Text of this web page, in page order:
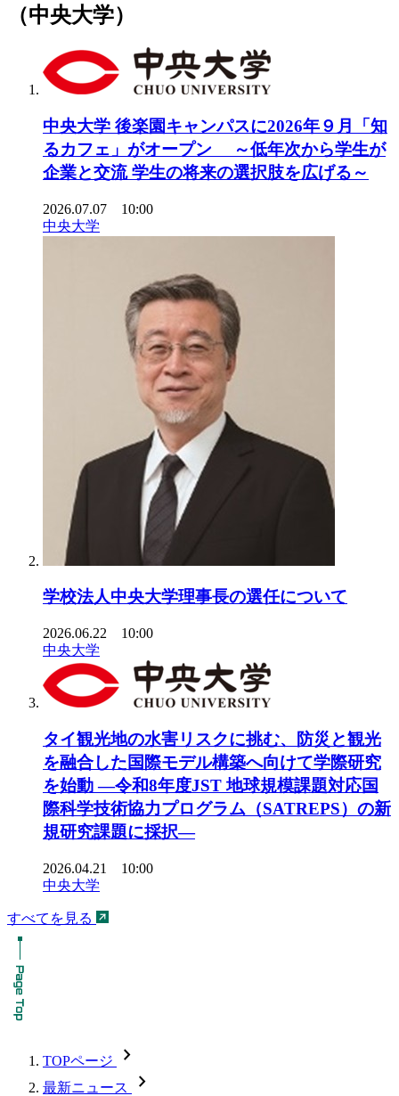
（中央大学）
中央大学 後楽園キャンパスに2026年９月「知
るカフェ」がオープン ～低年次から学生が
企業と交流 学生の将来の選択肢を広げる～
2026.07.07 10:00
中央大学
学校法人中央大学理事長の選任について
2026.06.22 10:00
中央大学
タイ観光地の水害リスクに挑む、防災と観光
を融合した国際モデル構築へ向けて学際研究
を始動 ―令和8年度JST 地球規模課題対応国
際科学技術協力プログラム（SATREPS）の新
規研究課題に採択―
2026.04.21 10:00
中央大学
すべてを見る
TOPページ chevron_forward
最新ニュース chevron_forward